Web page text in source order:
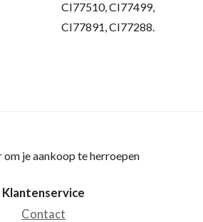
CI77510, CI77499,
CI77891, CI77288.
om je aankoop te herroepen
Klantenservice
Contact